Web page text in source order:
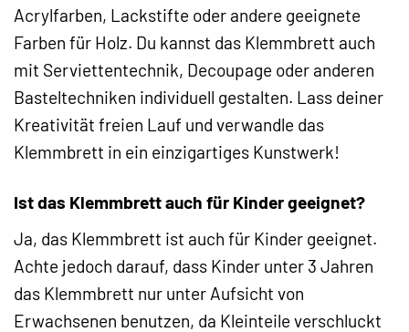
Acrylfarben, Lackstifte oder andere geeignete
Farben für Holz. Du kannst das Klemmbrett auch
mit Serviettentechnik, Decoupage oder anderen
Basteltechniken individuell gestalten. Lass deiner
Kreativität freien Lauf und verwandle das
Klemmbrett in ein einzigartiges Kunstwerk!
Ist das Klemmbrett auch für Kinder geeignet?
Ja, das Klemmbrett ist auch für Kinder geeignet.
Achte jedoch darauf, dass Kinder unter 3 Jahren
das Klemmbrett nur unter Aufsicht von
Erwachsenen benutzen, da Kleinteile verschluckt